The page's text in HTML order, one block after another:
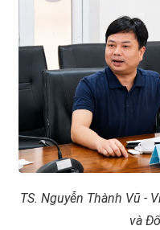
TS. Nguyễn Thành Vũ -
và